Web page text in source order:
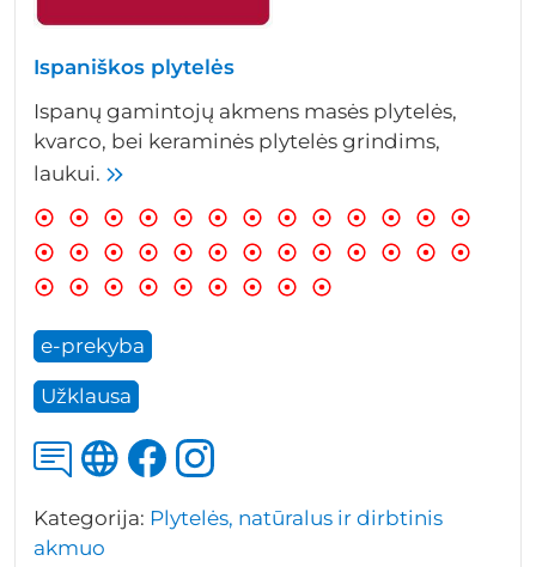
Ispaniškos plytelės
Ispanų gamintojų akmens masės plytelės,
kvarco, bei keraminės plytelės grindims,
laukui.
e-prekyba
Užklausa
Kategorija: Plytelės, natūralus ir dirbtinis
akmuo